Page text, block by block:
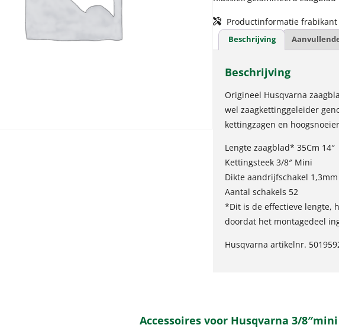
Productinformatie frabikant
Beschrijving
Beschrijving
Origineel Husqvarna
wel zaagkettinggeleider
kettingzagen en
Lengte zaagblad* 35Cm 14″
Kettingsteek 3/8″ Mini
Dikte aandrijfschakel 1,3mm
Aantal schakels 52
*Dit is de effectieve lengte,
doordat het montagedeel
Husqvarna artikelnr.
Accessoires voor Husqvarna 3/